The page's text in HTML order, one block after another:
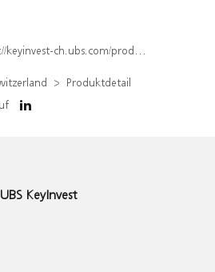
ch.ubs.com/produkt/detail/index/isin/CH1572296742
Produktdetail
KeyInvest